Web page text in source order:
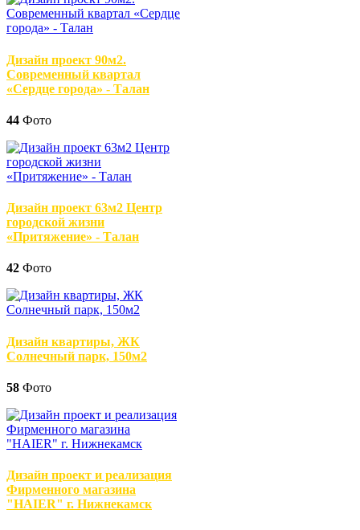
Дизайн проект 90м2.
Современный квартал
«Сердце города» - Талан
44 Фото
Дизайн проект 63м2 Центр
городской жизни
«Притяжение» - Талан
42 Фото
Дизайн квартиры, ЖК
Солнечный парк, 150м2
58 Фото
Дизайн проект и реализация
Фирменного магазина
"HAIER" г. Нижнекамск